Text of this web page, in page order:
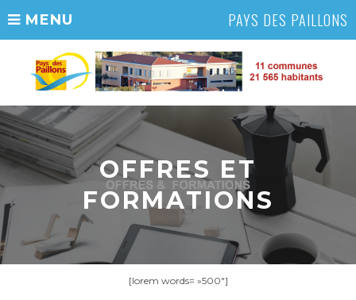
MENU PAYS DES PAILLONS
OFFRES ET
FORMATIONS
[lorem words= »500″]